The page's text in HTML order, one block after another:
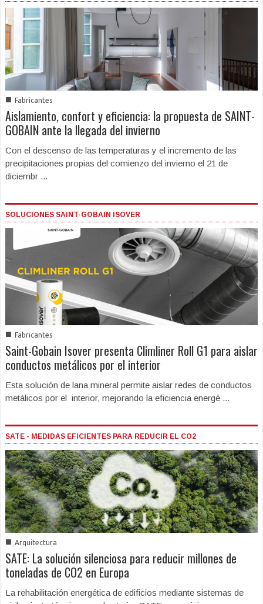
■ Fabricantes
Aislamiento, confort y eficiencia: la propuesta de SAINT-
GOBAIN ante la llegada del invierno
Con el descenso de las temperaturas y el incremento de las
precipitaciones propias del comienzo del invierno el 21 de
diciembr ...
SOLUCIONES SAINT-GOBAIN ISOVER
■ Fabricantes
Saint-Gobain Isover presenta Climliner Roll G1 para aislar
conductos metálicos por el interior
Esta solución de lana mineral permite aislar redes de conductos
metálicos por el interior, mejorando la eficiencia energé ...
SATE - MEDIDAS EFICIENTES PARA REDUCIR EL CO2
■ Arquitectura
SATE: La solución silenciosa para reducir millones de
toneladas de CO2 en Europa
La rehabilitación energética de edificios mediante sistemas de